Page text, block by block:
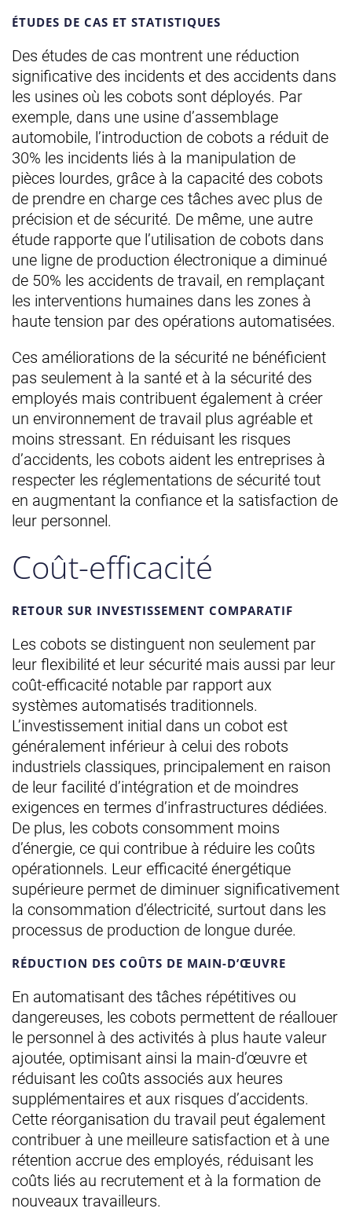
ÉTUDES DE CAS ET STATISTIQUES
Des études de cas montrent une réduction
significative des incidents et des accidents dans
les usines où les cobots sont déployés. Par
exemple, dans une usine d’assemblage
automobile, l’introduction de cobots a réduit de
30% les incidents liés à la manipulation de
pièces lourdes, grâce à la capacité des cobots
de prendre en charge ces tâches avec plus de
précision et de sécurité. De même, une autre
étude rapporte que l’utilisation de cobots dans
une ligne de production électronique a diminué
de 50% les accidents de travail, en remplaçant
les interventions humaines dans les zones à
haute tension par des opérations automatisées.
Ces améliorations de la sécurité ne bénéficient
pas seulement à la santé et à la sécurité des
employés mais contribuent également à créer
un environnement de travail plus agréable et
moins stressant. En réduisant les risques
d’accidents, les cobots aident les entreprises à
respecter les réglementations de sécurité tout
en augmentant la confiance et la satisfaction de
leur personnel.
Coût-efficacité
RETOUR SUR INVESTISSEMENT COMPARATIF
Les cobots se distinguent non seulement par
leur flexibilité et leur sécurité mais aussi par leur
coût-efficacité notable par rapport aux
systèmes automatisés traditionnels.
L’investissement initial dans un cobot est
généralement inférieur à celui des robots
industriels classiques, principalement en raison
de leur facilité d’intégration et de moindres
exigences en termes d’infrastructures dédiées.
De plus, les cobots consomment moins
d’énergie, ce qui contribue à réduire les coûts
opérationnels. Leur efficacité énergétique
supérieure permet de diminuer significativement
la consommation d’électricité, surtout dans les
processus de production de longue durée.
RÉDUCTION DES COÛTS DE MAIN-D’ŒUVRE
En automatisant des tâches répétitives ou
dangereuses, les cobots permettent de réallouer
le personnel à des activités à plus haute valeur
ajoutée, optimisant ainsi la main-d’œuvre et
réduisant les coûts associés aux heures
supplémentaires et aux risques d’accidents.
Cette réorganisation du travail peut également
contribuer à une meilleure satisfaction et à une
rétention accrue des employés, réduisant les
coûts liés au recrutement et à la formation de
nouveaux travailleurs.